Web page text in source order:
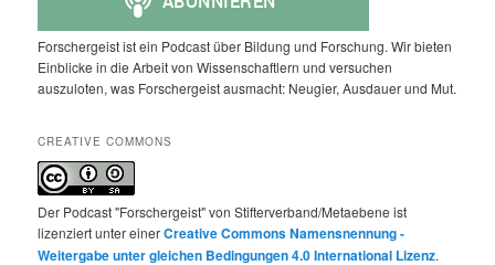
Forschergeist ist ein Podcast über Bildung und Forschung. Wir bieten
Einblicke in die Arbeit von Wissenschaftlern und versuchen
auszuloten, was Forschergeist ausmacht: Neugier, Ausdauer und Mut.
CREATIVE COMMONS
Der Podcast "Forschergeist" von Stifterverband/Metaebene ist
lizenziert unter einerCreative Commons Namensnennung -
Weitergabe unter gleichen Bedingungen 4.0 International Lizenz.